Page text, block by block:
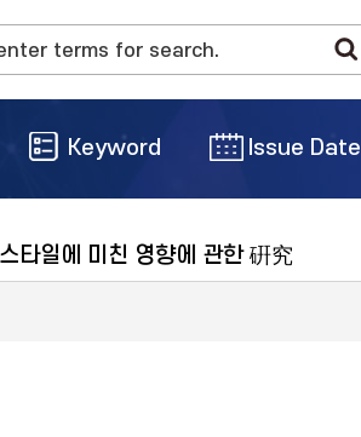
Keyword Issue Date
타일에 미친 영향에 관한 硏究